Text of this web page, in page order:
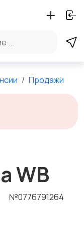
Продажи
WB
№0776791264